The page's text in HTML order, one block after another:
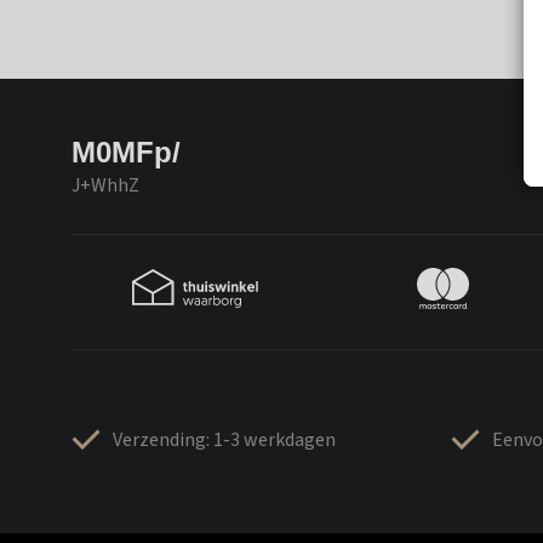
M0MFp/
J+WhhZ
Verzending: 1-3 werkdagen